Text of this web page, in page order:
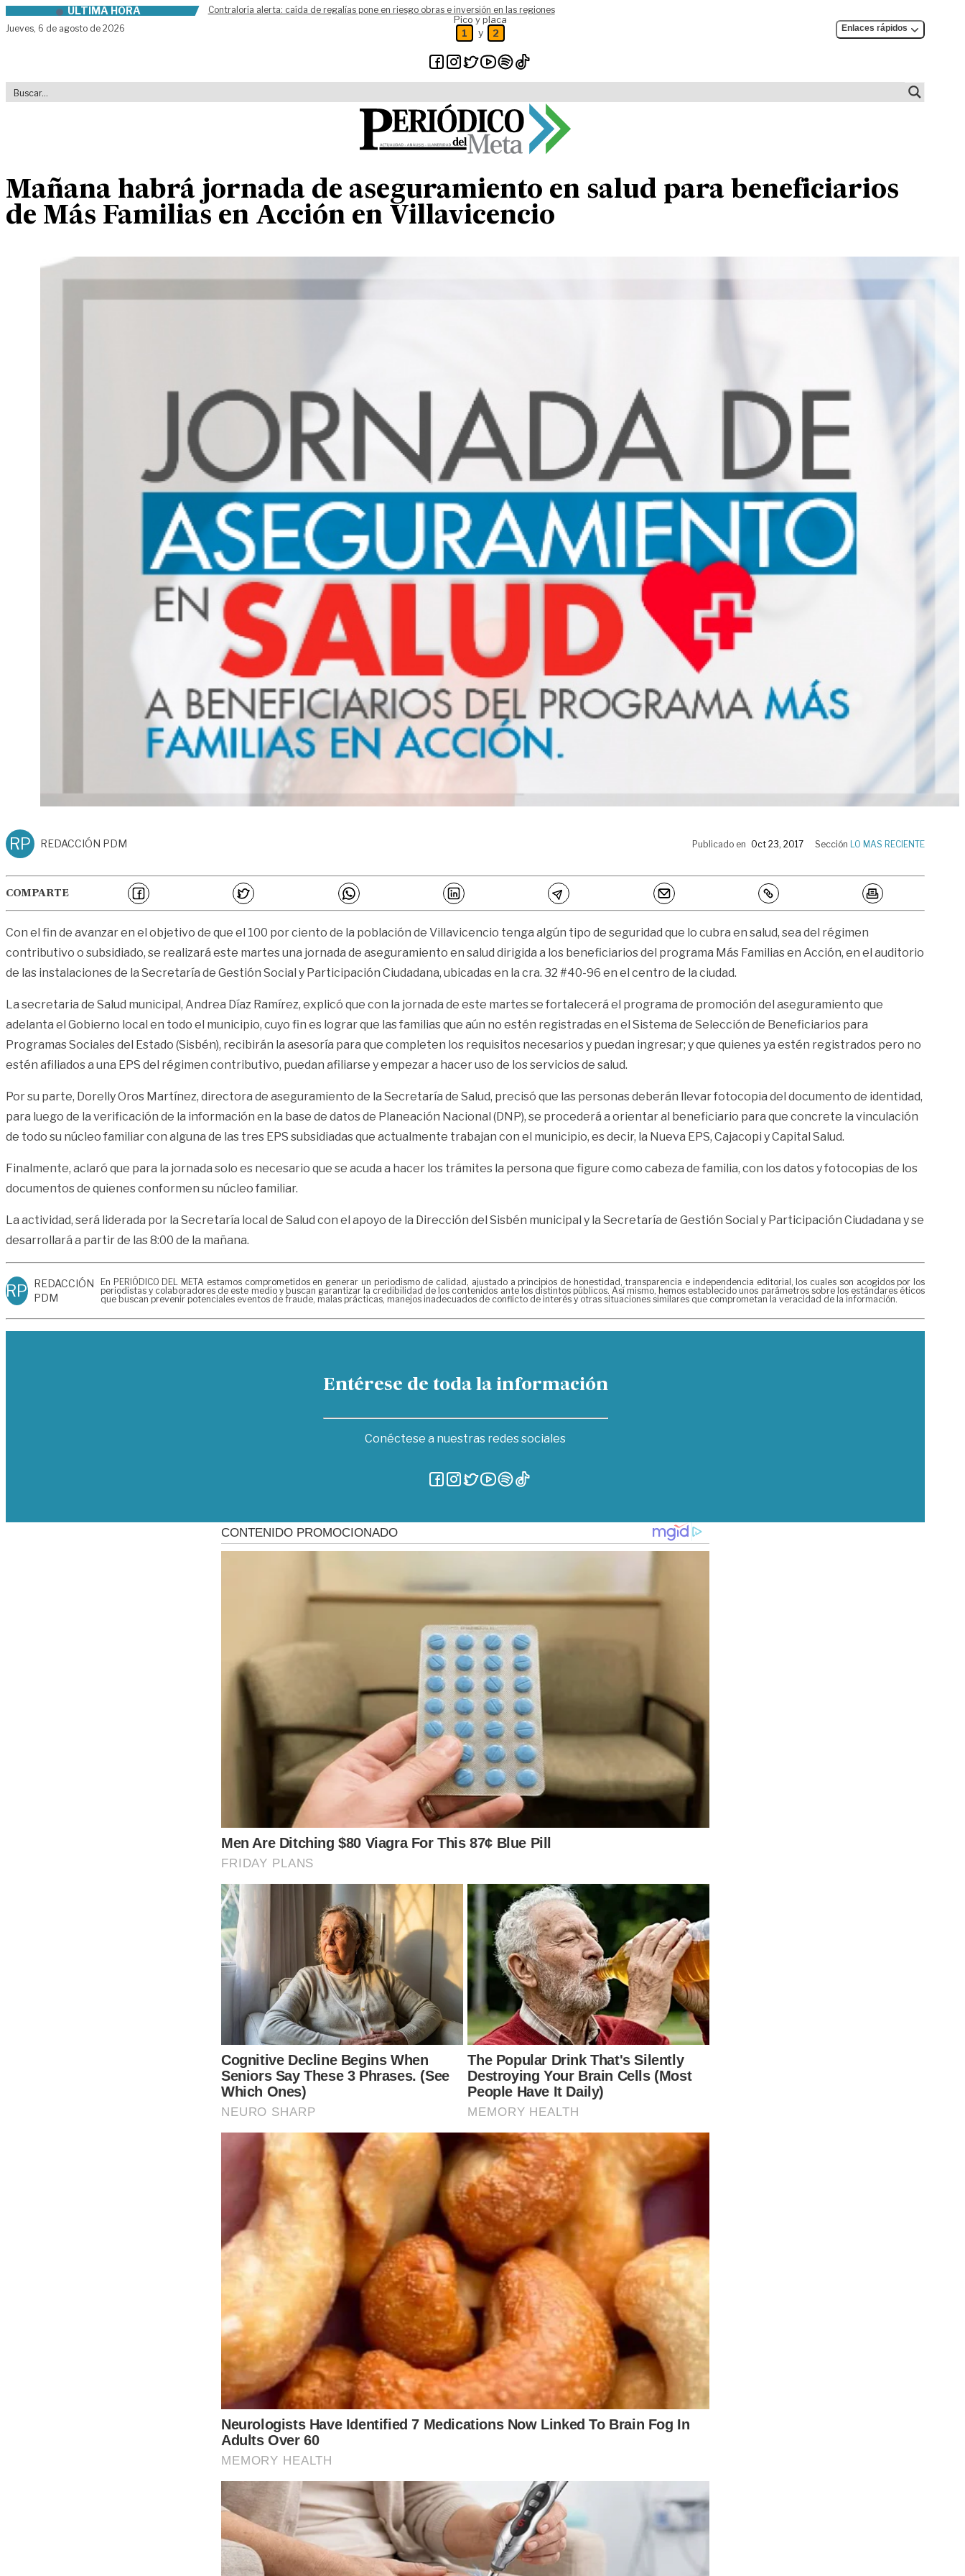
Skip to contentÚLTIMA HORA
Contraloría alerta: caída de regalías pone en riesgo obras e inversión en las regiones
Jueves, 6 de agosto de 2026
Pico y placa
1 y 2 Enlaces rápidos
Mañana habrá jornada de aseguramiento en salud para beneficiarios
de Más Familias en Acción en Villavicencio
RP REDACCIÓN PDM Publicado en Oct 23, 2017 Sección LO MAS RECIENTE
COMPARTE
Con el fin de avanzar en el objetivo de que el 100 por ciento de la población de Villavicencio tenga algún tipo de seguridad que lo cubra en salud, sea del régimen
contributivo o subsidiado, se realizará este martes una jornada de aseguramiento en salud dirigida a los beneficiarios del programa Más Familias en Acción, en el auditorio
de las instalaciones de la Secretaría de Gestión Social y Participación Ciudadana, ubicadas en la cra. 32 #40-96 en el centro de la ciudad.
La secretaria de Salud municipal, Andrea Díaz Ramírez, explicó que con la jornada de este martes se fortalecerá el programa de promoción del aseguramiento que
adelanta el Gobierno local en todo el municipio, cuyo fin es lograr que las familias que aún no estén registradas en el Sistema de Selección de Beneficiarios para
Programas Sociales del Estado (Sisbén), recibirán la asesoría para que completen los requisitos necesarios y puedan ingresar; y que quienes ya estén registrados pero no
estén afiliados a una EPS del régimen contributivo, puedan afiliarse y empezar a hacer uso de los servicios de salud.
Por su parte, Dorelly Oros Martínez, directora de aseguramiento de la Secretaría de Salud, precisó que las personas deberán llevar fotocopia del documento de identidad,
para luego de la verificación de la información en la base de datos de Planeación Nacional (DNP), se procederá a orientar al beneficiario para que concrete la vinculación
de todo su núcleo familiar con alguna de las tres EPS subsidiadas que actualmente trabajan con el municipio, es decir, la Nueva EPS, Cajacopi y Capital Salud.
Finalmente, aclaró que para la jornada solo es necesario que se acuda a hacer los trámites la persona que figure como cabeza de familia, con los datos y fotocopias de los
documentos de quienes conformen su núcleo familiar.
La actividad, será liderada por la Secretaría local de Salud con el apoyo de la Dirección del Sisbén municipal y la Secretaría de Gestión Social y Participación Ciudadana y se
desarrollará a partir de las 8:00 de la mañana.
RP REDACCIÓN
PDM
En PERIÓDICO DEL META estamos comprometidos en generar un periodismo de calidad, ajustado a principios de honestidad, transparencia e independencia editorial, los cuales son acogidos por los
periodistas y colaboradores de este medio y buscan garantizar la credibilidad de los contenidos ante los distintos públicos. Así mismo, hemos establecido unos parámetros sobre los estándares éticos
que buscan prevenir potenciales eventos de fraude, malas prácticas, manejos inadecuados de conflicto de interés y otras situaciones similares que comprometan la veracidad de la información.
Entérese de toda la información
Conéctese a nuestras redes sociales